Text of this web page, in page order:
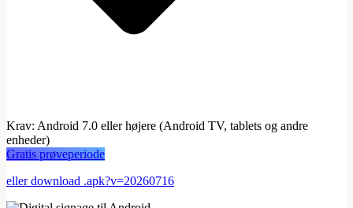
Krav: Android 7.0 eller højere (Android TV, tablets og andre
enheder)
Gratis prøveperiode
eller download .apk?v=20260716